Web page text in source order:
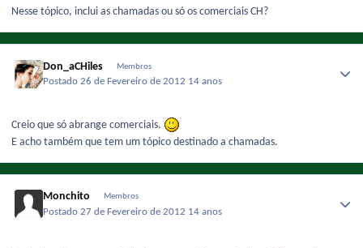
Nesse tópico, inclui as chamadas ou só os comerciais CH?
Don_aCHiles Membros
Postado26 de Fevereiro de 2012 14 anos
Creio que só abrange comerciais.
E acho também que tem um tópico destinado a chamadas.
Monchito Membros
Postado27 de Fevereiro de 2012 14 anos